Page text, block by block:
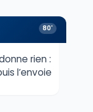
80'
rien :
l’envoie